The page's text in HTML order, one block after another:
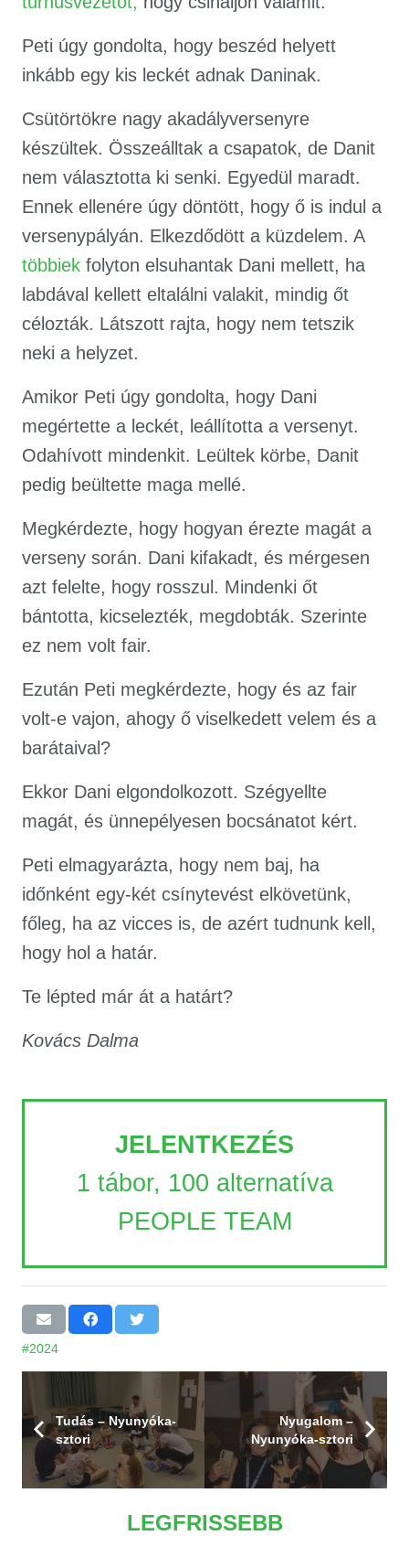
Peti úgy gondolta, hogy beszéd helyett
inkább egy kis leckét adnak Daninak.
Csütörtökre nagy akadályversenyre
készültek. Összeálltak a csapatok, de Danit
nem választotta ki senki. Egyedül maradt.
Ennek ellenére úgy döntött, hogy ő is indul a
versenypályán. Elkezdődött a küzdelem. A
többiek folyton elsuhantak Dani mellett, ha
labdával kellett eltalálni valakit, mindig őt
célozták. Látszott rajta, hogy nem tetszik
neki a helyzet.
Amikor Peti úgy gondolta, hogy Dani
megértette a leckét, leállította a versenyt.
Odahívott mindenkit. Leültek körbe, Danit
pedig beültette maga mellé.
Megkérdezte, hogy hogyan érezte magát a
verseny során. Dani kifakadt, és mérgesen
azt felelte, hogy rosszul. Mindenki őt
bántotta, kicselezték, megdobták. Szerinte
ez nem volt fair.
Ezután Peti megkérdezte, hogy és az fair
volt-e vajon, ahogy ő viselkedett velem és a
barátaival?
Ekkor Dani elgondolkozott. Szégyellte
magát, és ünnepélyesen bocsánatot kért.
Peti elmagyarázta, hogy nem baj, ha
időnként egy-két csínytevést elkövetünk,
főleg, ha az vicces is, de azért tudnunk kell,
hogy hol a határ.
Te lépted már át a határt?
Kovács Dalma
JELENTKEZÉS
1 tábor, 100 alternatíva
PEOPLE TEAM
#2024
Tudás – Nyunyóka-
sztori
Nyugalom –
Nyunyóka-sztori
LEGFRISSEBB